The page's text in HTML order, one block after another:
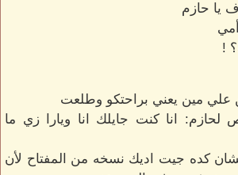
يا حازم
!
علي مين يعني براحتكو وطلعت
انا كنت جايلك انا ويارا زي ما
كده جيت اديك نسخه من المفتاح لأن